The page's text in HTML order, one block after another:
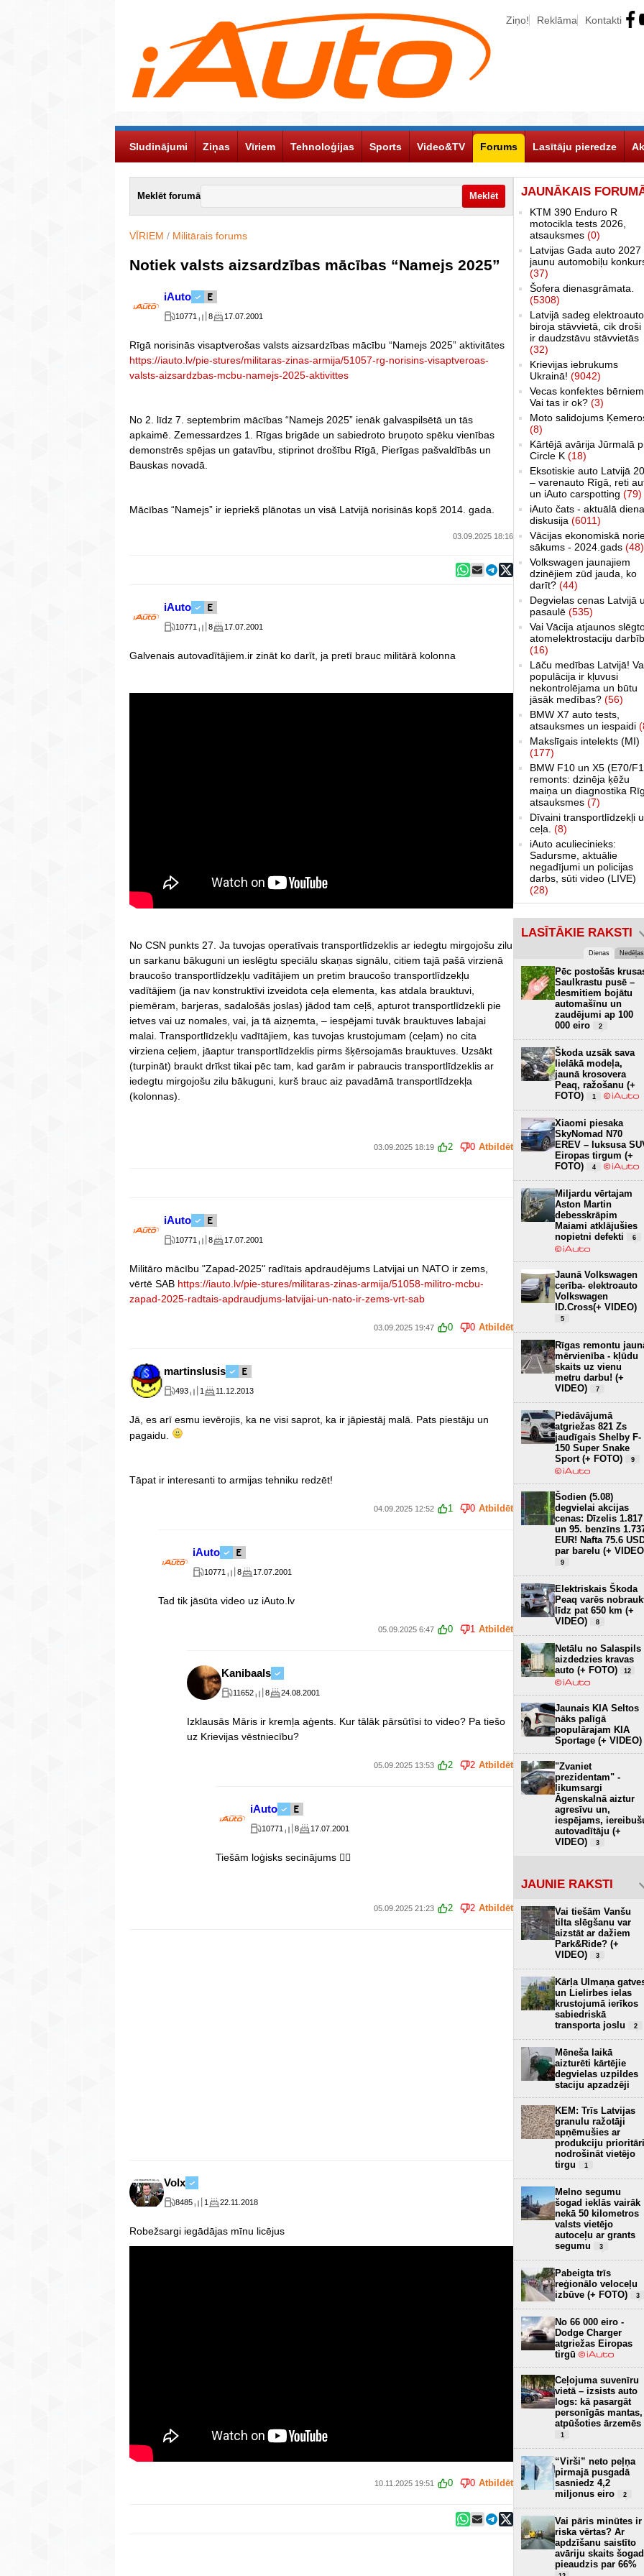
Ziņo! Reklāma Kontakti
Sludinājumi Ziņas Vīriem Tehnoloģijas Sports Video&TV Forums Lasītāju pieredze
Meklēt forumā
VĪRIEM / Militārais forums
Notiek valsts aizsardzības mācības “Namejs 2025”
iAuto
10771 8 17.07.2001
Rīgā norisinās visaptverošas valsts aizsardzības mācību “Namejs 2025” aktivitātes
https://iauto.lv/pie-stures/militaras-zinas-armija/51057-rg-norisins-visaptveroas-
valsts-aizsardzbas-mcbu-namejs-2025-aktivittes
No 2. līdz 7. septembrim mācības “Namejs 2025” ienāk galvaspilsētā un tās
apkaimē. Zemessardzes 1. Rīgas brigāde un sabiedroto bruņoto spēku vienības
demonstrēs spējas un gatavību, stiprinot drošību Rīgā, Pierīgas pašvaldībās un
Bauskas novadā.
Mācības “Namejs” ir iepriekš plānotas un visā Latvijā norisinās kopš 2014. gada.
03.09.2025 18:16
iAuto
10771 8 17.07.2001
Galvenais autovadītājiem.ir zināt ko darīt, ja pretī brauc militārā kolonna
No CSN punkts 27. Ja tuvojas operatīvais transportlīdzeklis ar iedegtu mirgojošu zilu
un sarkanu bākuguni un ieslēgtu speciālu skaņas signālu, citiem tajā pašā virzienā
braucošo transportlīdzekļu vadītājiem un pretim braucošo transportlīdzekļu
vadītājiem (ja nav konstruktīvi izveidota ceļa elementa, kas atdala brauktuvi,
piemēram, barjeras, sadalošās joslas) jādod tam ceļš, apturot transportlīdzekli pie
ietves vai uz nomales, vai, ja tā aizņemta, – iespējami tuvāk brauktuves labajai
malai. Transportlīdzekļu vadītājiem, kas tuvojas krustojumam (ceļam) no cita
virziena ceļiem, jāaptur transportlīdzeklis pirms šķērsojamās brauktuves. Uzsākt
(turpināt) braukt drīkst tikai pēc tam, kad garām ir pabraucis transportlīdzeklis ar
iedegtu mirgojošu zilu bākuguni, kurš brauc aiz pavadāmā transportlīdzekļa
(kolonnas).
03.09.2025 18:19 2 0 Atbildēt
iAuto
10771 8 17.07.2001
Militāro mācību "Zapad-2025" radītais apdraudējums Latvijai un NATO ir zems,
vērtē SAB https://iauto.lv/pie-stures/militaras-zinas-armija/51058-militro-mcbu-
zapad-2025-radtais-apdraudjums-latvijai-un-nato-ir-zems-vrt-sab
03.09.2025 19:47 0 0 Atbildēt
martinslusis
493 1 11.12.2013
Jā, es arī esmu ievērojis, ka ne visi saprot, ka ir jāpiestāj malā. Pats piestāju un
pagaidu.
Tāpat ir interesanti to armijas tehniku redzēt!
04.09.2025 12:52 1 0 Atbildēt
iAuto
10771 8 17.07.2001
Tad tik jāsūta video uz iAuto.lv
05.09.2025 6:47 0 1 Atbildēt
Kanibaals
11652 8 24.08.2001
Izklausās Māris ir kremļa aģents. Kur tālāk pārsūtīsi to video? Pa tiešo
uz Krievijas vēstniecību?
05.09.2025 13:53 2 2 Atbildēt
iAuto
10771 8 17.07.2001
Tiešām loģisks secinājums 👍🏻
05.09.2025 21:23 2 2 Atbildēt
Volx
8485 1 22.11.2018
Robežsargi iegādājas mīnu licējus
10.11.2025 19:51 0 0 Atbildēt
JAUNĀKAIS
KTM 390 Enduro R
motocikla tests 2026,
atsauksmes (0)
Latvijas Gada auto 2027
jaunu automobiļu
(37)
Šofera dienasgrāmata.
(5308)
Latvijā sadeg elektroauto
biroja stāvvietā, cik droši
ir daudzstāvu stāvvietās
(32)
Krievijas iebrukums
Ukrainā! (9042)
Vecas konfektes
Vai tas ir ok? (3)
Moto salidojums
(8)
Kārtējā avārija Jūrmalā
Circle K (18)
Eksotiskie auto Latvijā
– varenauto Rīgā, reti
un iAuto carspotting (79)
iAuto čats - aktuālā
diskusija (6011)
Vācijas ekonomiskā
sākums - 2024.gads (48)
Volkswagen jaunajiem
dzinējiem zūd jauda, ko
darīt? (44)
Degvielas cenas Latvijā
pasaulē (535)
Vai Vācija atjaunos
atomelektrostaciju
(16)
Lāču medības Latvijā!
populācija ir kļuvusi
nekontrolējama un būtu
jāsāk medības? (56)
BMW X7 auto tests,
atsauksmes un iespaidi
Makslīgais intelekts (MI)
(177)
BMW F10 un X5 (E70/
remonts: dzinēja ķēžu
maiņa un diagnostika
atsauksmes (7)
Dīvaini transportlīdzekļi
ceļa. (8)
iAuto aculiecinieks:
Sadursme, aktuālie
negadījumi un policijas
darbs, sūti video (LIVE)
(28)
LASĪTĀKIE RAKSTI
Dienas Nedēļas
Pēc postošās
Saulkrastu pusē –
desmitiem bojātu
automašīnu un
zaudējumi ap 100
000 eiro
2
Škoda uzsāk sava
lielākā modeļa,
jaunā krosovera
Peaq, ražošanu (+
FOTO)
1
Xiaomi piesaka
SkyNomad N70
EREV – luksusa
Eiropas tirgum (+
FOTO)
4
Miljardu vērtajam
Aston Martin
debesskrāpim
Maiami atklājušies
nopietni defekti
6
Jaunā Volkswagen
cerība- elektroauto
Volkswagen
ID.Cross(+ VIDEO)
5
Rīgas remontu
mērvienība - kļūdu
skaits uz vienu
metru darbu! (+
VIDEO)
7
Piedāvājumā
atgriežas 821 Zs
jaudīgais Shelby F-
150 Super Snake
Sport (+ FOTO)
9
Šodien (5.08)
degvielai akcijas
cenas: Dīzelis 1.817
un 95. benzīns
EUR! Nafta 75.6
par barelu (+
9
Elektriskais Škoda
Peaq varēs
līdz pat 650 km (+
VIDEO)
8
Netālu no Salaspils
aizdedzies kravas
auto (+ FOTO)
12
Jaunais KIA Seltos
nāks palīgā
populārajam KIA
Sportage (+ VIDEO)
"Zvaniet
prezidentam" -
likumsargi
Āgenskalnā aiztur
agresīvu un,
iespējams,
autovadītāju (+
VIDEO)
3
JAUNIE RAKSTI
Vai tiešām Vanšu
tilta slēgšanu var
aizstāt ar dažiem
Park&Ride? (+
VIDEO)
3
Kārļa Ulmaņa
un Lielirbes ielas
krustojumā ierīkos
sabiedriskā
transporta joslu
2
Mēneša laikā
aizturēti kārtējie
degvielas uzpildes
staciju apzadzēji
KEM: Trīs Latvijas
granulu ražotāji
apņēmušies ar
produkciju prioritāri
nodrošināt vietējo
tirgu
1
Melno segumu
šogad ieklās vairāk
nekā 50 kilometros
valsts vietējo
autoceļu ar grants
segumu
3
Pabeigta trīs
reģionālo veloceļu
izbūve (+ FOTO)
3
No 66 000 eiro -
Dodge Charger
atgriežas Eiropas
tirgū
Ceļojuma suvenīru
vietā – izsists auto
logs: kā pasargāt
personīgās mantas,
atpūšoties ārzemēs
1
“Virši” neto peļņa
pirmajā pusgadā
sasniedz 4,2
miljonus eiro
2
Vai pāris minūtes ir
riska vērtas? Ar
apdzīšanu saistīto
avāriju skaits šogad
pieaudzis par 66%